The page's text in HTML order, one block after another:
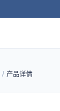
/ 产品详情